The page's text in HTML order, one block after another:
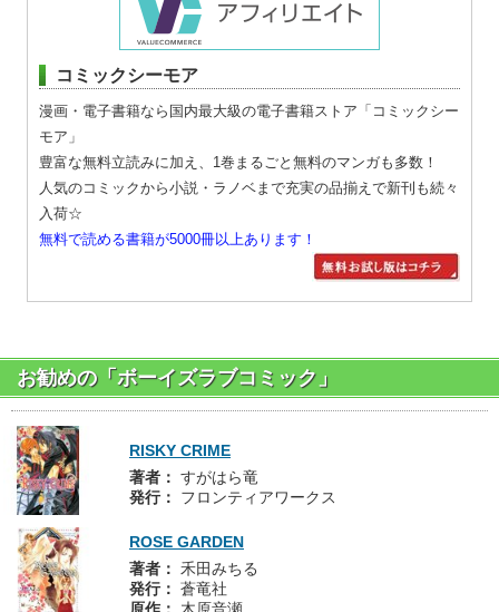
コミックシーモア
漫画・電子書籍なら国内最大級の電子書籍ストア「コミックシー
モア」
豊富な無料立読みに加え、1巻まるごと無料のマンガも多数！
人気のコミックから小説・ラノベまで充実の品揃えで新刊も続々
入荷☆
無料で読める書籍が5000冊以上あります！
お勧めの「ボーイズラブコミック」
RISKY CRIME
著者： すがはら竜
発行：
フロンティアワークス
ROSE GARDEN
著者： 禾田みちる
発行： 蒼竜社